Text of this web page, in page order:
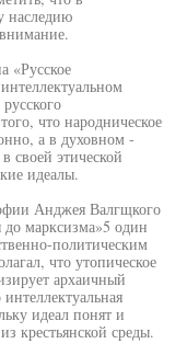
наследию
«Русское
что народническое
а в духовном -
своей этической
идеалы.
Анджея Валгщкого
марксизма»5 один
политическим
что утопическое
архаичный
идеал понят и
крестьянской среды.